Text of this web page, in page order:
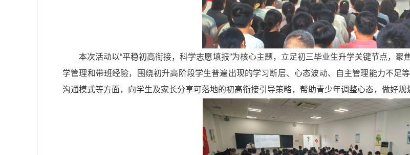
本次活动以“平稳初高衔接，科学志愿填报”为核心主题，立足初三毕业生升学关键节点，
学管理和带班经验，围绕初升高阶段学生普遍出现的学习断层、心态波动、自主管理能力不足
沟通模式等方面，向学生及家长分享可落地的初高衔接引导策略，帮助青少年调整心态，做好规